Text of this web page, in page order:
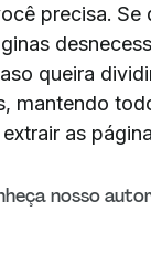
precisa. Se
queira
mantendo
as
nosso